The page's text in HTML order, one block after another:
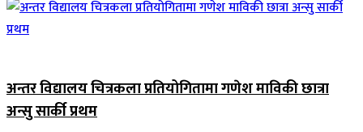
अन्तर विद्यालय चित्रकला प्रतियोगितामा गणेश माविकी छात्रा
अन्सु सार्की प्रथम